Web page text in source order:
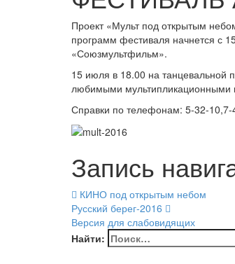
Проект «Мульт под открытым
программ фестиваля начнется с
«Союзмультфильм».
15 июля в 18.00 на танцевальной
любимыми мультипликационными
Справки по телефонам: 5-32-10,7-
Запись
КИНО под открытым небом
Русский берег-2016
Версия для слабовидящих
Найти: